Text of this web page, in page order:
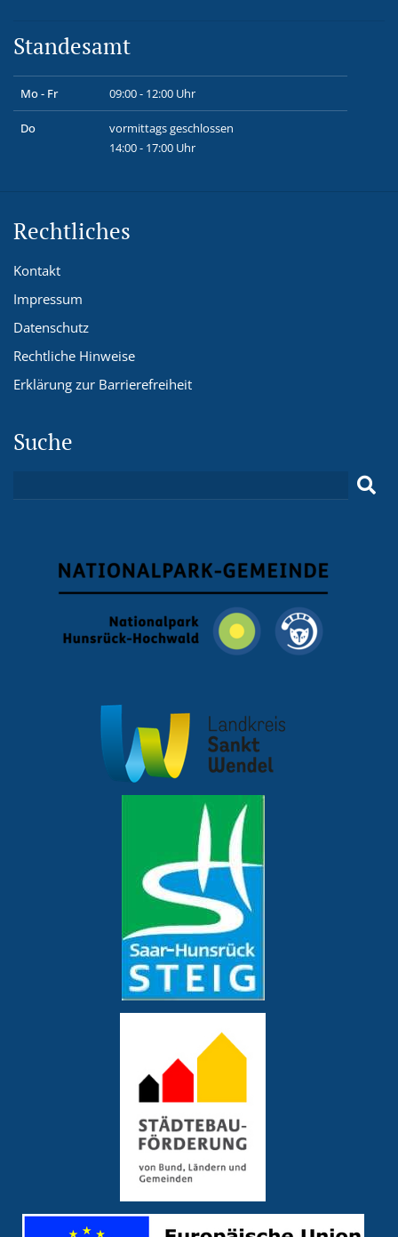
Standesamt
Mo - Fr 09:00 - 12:00 Uhr
Do
vormittags geschlossen
14:00 - 17:00 Uhr
Rechtliches
Kontakt
Impressum
Datenschutz
Rechtliche Hinweise
Erklärung zur Barrierefreiheit
Suche